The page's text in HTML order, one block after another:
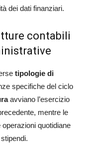
dei dati finanziari.
contabili
tipologie di
specifiche del ciclo
avviano l’esercizio
mentre le
quotidiane